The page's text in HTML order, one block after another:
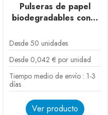
Pulseras de papel
biodegradables con...
Desde 50 unidades
Desde 0,042 € por unidad
Tiempo medio de envío : 1-3
días
Ver producto